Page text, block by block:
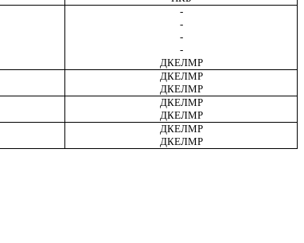
-
-
-
-
ДКЕЛМР
ДКЕЛМР
ДКЕЛМР
ДКЕЛМР
ДКЕЛМР
ДКЕЛМР
ДКЕЛМР